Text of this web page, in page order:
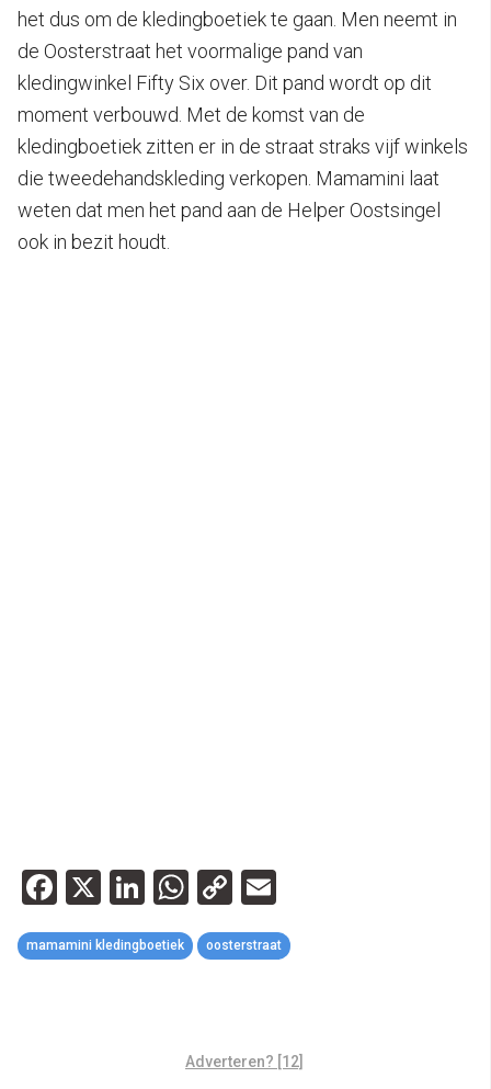
het dus om de kledingboetiek te gaan. Men neemt in
de Oosterstraat het voormalige pand van
kledingwinkel Fifty Six over. Dit pand wordt op dit
moment verbouwd. Met de komst van de
kledingboetiek zitten er in de straat straks vijf winkels
die tweedehandskleding verkopen. Mamamini laat
weten dat men het pand aan de Helper Oostsingel
ook in bezit houdt.
Facebook
X LinkedIn
WhatsApp
Copy
Link
mamamini kledingboetiek oosterstraat
Adverteren? [12]